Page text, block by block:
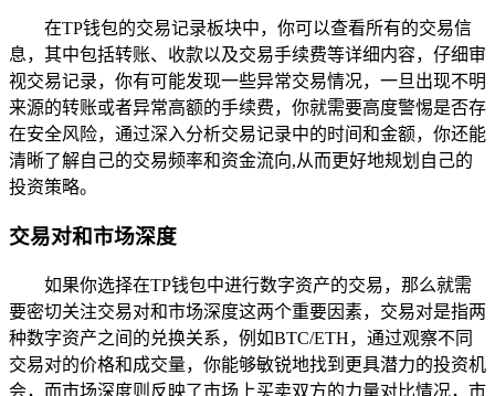
在TP钱包的交易记录板块中，你可以查看所有的交易信
息，其中包括转账、收款以及交易手续费等详细内容，仔细审
视交易记录，你有可能发现一些异常交易情况，一旦出现不明
来源的转账或者异常高额的手续费，你就需要高度警惕是否存
在安全风险，通过深入分析交易记录中的时间和金额，你还能
清晰了解自己的交易频率和资金流向,从而更好地规划自己的
投资策略。
交易对和市场深度
如果你选择在TP钱包中进行数字资产的交易，那么就需
要密切关注交易对和市场深度这两个重要因素，交易对是指两
种数字资产之间的兑换关系，例如BTC/ETH，通过观察不同
交易对的价格和成交量，你能够敏锐地找到更具潜力的投资机
会，而市场深度则反映了市场上买卖双方的力量对比情况，市